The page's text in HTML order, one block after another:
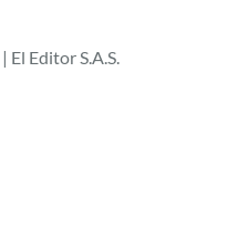
Editor S.A.S.